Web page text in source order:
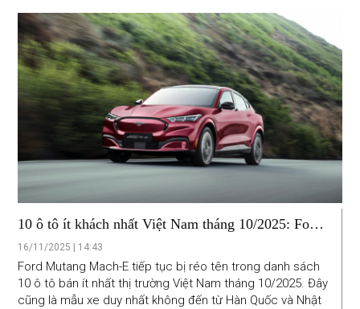
10 ô tô ít khách nhất Việt Nam tháng 10/2025: Ford
Mutang Mach-E “lạc” giữa dàn xe Hàn-Nhật
16/11/2025 | 14:43
Ford Mutang Mach-E tiếp tục bị réo tên trong danh sách
10 ô tô bán ít nhất thị trường Việt Nam tháng 10/2025. Đây
cũng là mẫu xe duy nhất không đến từ Hàn Quốc và Nhật